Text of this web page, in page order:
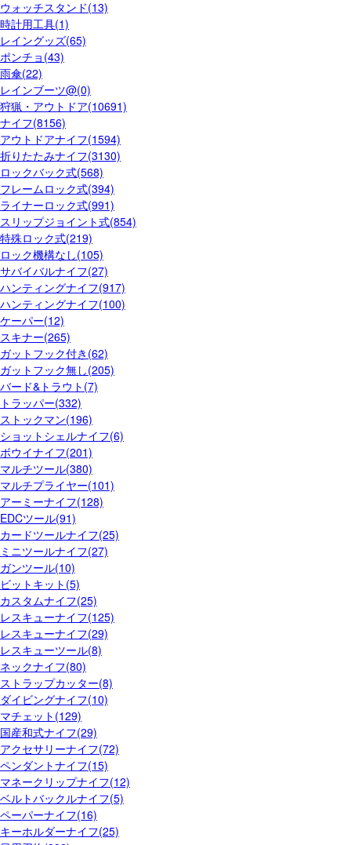
ウォッチスタンド(13)
時計用工具(1)
レイングッズ(65)
ポンチョ(43)
雨傘(22)
レインブーツ@(0)
狩猟・アウトドア(10691)
ナイフ(8156)
アウトドアナイフ(1594)
折りたたみナイフ(3130)
ロックバック式(568)
フレームロック式(394)
ライナーロック式(991)
スリップジョイント式(854)
特殊ロック式(219)
ロック機構なし(105)
サバイバルナイフ(27)
ハンティングナイフ(917)
ハンティングナイフ(100)
ケーパー(12)
スキナー(265)
ガットフック付き(62)
ガットフック無し(205)
バード&トラウト(7)
トラッパー(332)
ストックマン(196)
ショットシェルナイフ(6)
ボウイナイフ(201)
マルチツール(380)
マルチプライヤー(101)
アーミーナイフ(128)
EDCツール(91)
カードツールナイフ(25)
ミニツールナイフ(27)
ガンツール(10)
ビットキット(5)
カスタムナイフ(25)
レスキューナイフ(125)
レスキューナイフ(29)
レスキューツール(8)
ネックナイフ(80)
ストラップカッター(8)
ダイビングナイフ(10)
マチェット(129)
国産和式ナイフ(29)
アクセサリーナイフ(72)
ペンダントナイフ(15)
マネークリップナイフ(12)
ベルトバックルナイフ(5)
ペーパーナイフ(16)
キーホルダーナイフ(25)